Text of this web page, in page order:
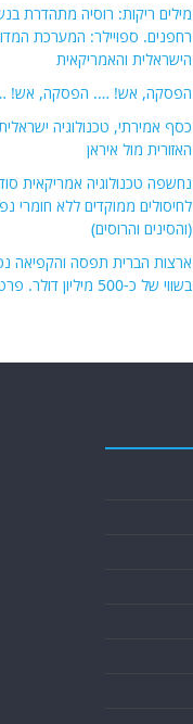
מילים ריקות: רוסיה מתהדרת
רחפנים. ספויילר: המערכת
הישראלית והאמריקאית
הפסקה, אש! …. הפסקה, אש!
כסף אמירתי, טכנולוגיה
האזורית מול איראן
נחשפה טכנולוגיה אמריקאית
לחיסולים ממוקדים ללא חומרי
(והסינים והרוסים)
ארצות הברית תפסה והקפיאה
בשווי של כ-500 מיליון דולר. פרטים